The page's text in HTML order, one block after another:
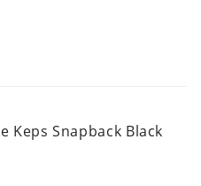
Keps Snapback Black